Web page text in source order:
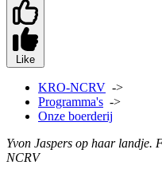
Like
KRO-NCRV ->
Programma's ->
Onze boerderij
Yvon Jaspers op haar landje.
NCRV